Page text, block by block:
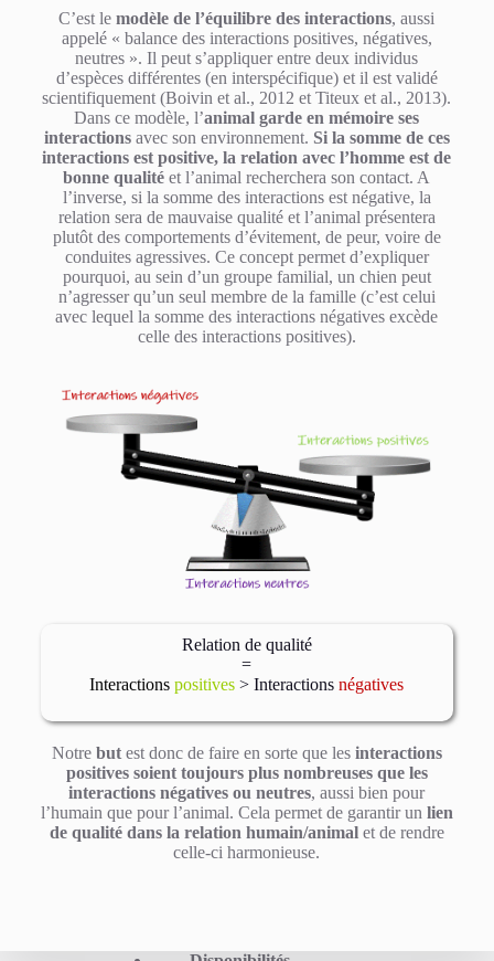
C’est lemodèle de l’équilibre des interactions, aussi
appelé « balance des interactions positives, négatives,
neutres ». Il peut s’appliquer entre deux individus
d’espèces différentes (en interspécifique) et il est validé
scientifiquement (Boivin et al., 2012 et Titeux et al., 2013).
Dans ce modèle, l’animal garde en mémoire ses
interactions avec son environnement. Si la somme de ces
interactions est positive, la relation avec l’homme est de
bonne qualité et l’animal recherchera son contact. A
l’inverse, si la somme des interactions est négative, la
relation sera de mauvaise qualité et l’animal présentera
plutôt des comportements d’évitement, de peur, voire de
conduites agressives. Ce concept permet d’expliquer
pourquoi, au sein d’un groupe familial, un chien peut
n’agresser qu’un seul membre de la famille (c’est celui
avec lequel la somme des interactions négatives excède
celle des interactions positives).
Relation de qualité
=
Interactions positives> Interactionsnégatives
Notrebutest donc de faire en sorte que les interactions
positives soient toujours plus nombreuses que les
interactions négatives ou neutres, aussi bien pour
l’humain que pour l’animal. Cela permet de garantir un lien
de qualité dans la relation humain/animalet de rendre
celle-ci harmonieuse.